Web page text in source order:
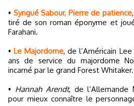
• Syngué Sabour, Pierre de patience
tiré de son roman éponyme et
Farahani.
•Le Majordome, de l’Américain
ans de service du majordome
incarné par le grand Forest Whitaker.
• Hannah Arendt, de l’Allemande
pour mieux connaître le